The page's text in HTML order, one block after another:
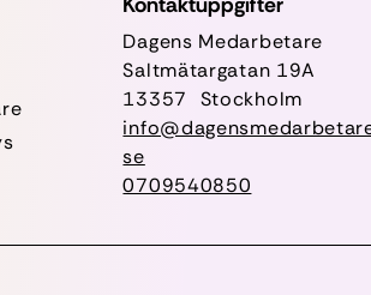
Dagens Medarbetare
Saltmätargatan 19A
13357 Stockholm
se
0709540850